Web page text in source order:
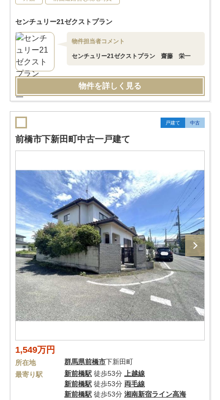
センチュリー21ゼクストプラン
物件担当者コメント
センチュリー21ゼクストプラン 齋藤 栄一
物件を詳しく見る
戸建て 中古
前橋市下新田町中古一戸建て
1,549万円
所在地 群馬県前橋市下新田町
最寄り駅
新前橋駅 徒歩53分
上越線
新前橋駅 徒歩53分 両毛線
新前橋駅 徒歩53分 湘南新宿ライン高海